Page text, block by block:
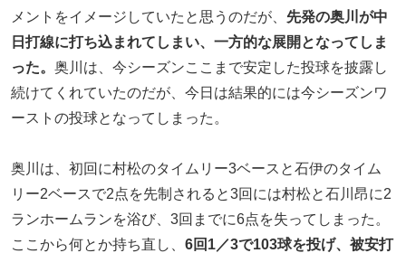
メントをイメージしていたと思うのだが、 先発の奥川が中
日打線に打ち込まれてしまい、一方的な展開となってしま
った。 奥川は、今シーズンここまで安定した投球を披露し
続けてくれていたのだが、今日は結果的には今シーズンワ
ーストの投球となってしまった。
奥川は、初回に村松のタイムリー3ベースと石伊のタイム
リー2ベースで2点を先制されると3回には村松と石川昂に2
ランホームランを浴び、3回までに6点を失ってしまった。
ここから何とか持ち直し、 6回1／3で103球を投げ、被安打